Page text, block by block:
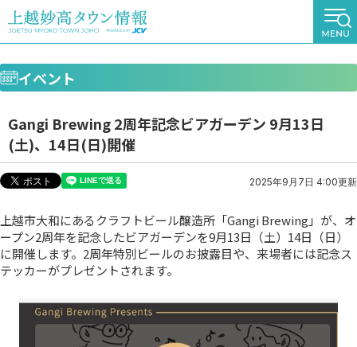
イベント
Gangi Brewing 2周年記念ビアガーデン 9月13日
(土)、14日(日)開催
2025年9月7日 4:00更新
上越市大和にあるクラフトビール醸造所「Gangi Brewing」が、オ
ープン2周年を記念したビアガーデンを9月13日（土）14日（日）
に開催します。2周年特別ビールのお披露目や、来場者には記念ス
テッカーがプレゼントされます。